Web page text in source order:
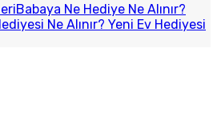
Babaya Ne Hediye Ne Alınır?
Ne Alınır? Yeni Ev Hediyesi